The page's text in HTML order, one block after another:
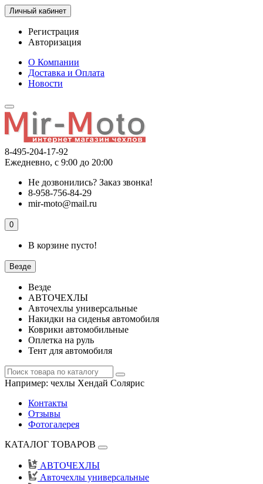
Личный кабинет
Регистрация
Авторизация
О Компании
Доставка и Оплата
Новости
8-495-204-17-92
Ежедневно, с 9:00 до 20:00
Не дозвонились? Заказ звонка!
8-958-756-84-29
mir-moto@mail.ru
0
В корзине пусто!
Везде
Везде
АВТОЧЕХЛЫ
Авточехлы универсальные
Накидки на сиденья автомобиля
Коврики автомобильные
Оплетка на руль
Тент для автомобиля
Например: чехлы Хендай Солярис
Контакты
Отзывы
Фотогалерея
КАТАЛОГ ТОВАРОВ
АВТОЧЕХЛЫ
Авточехлы универсальные